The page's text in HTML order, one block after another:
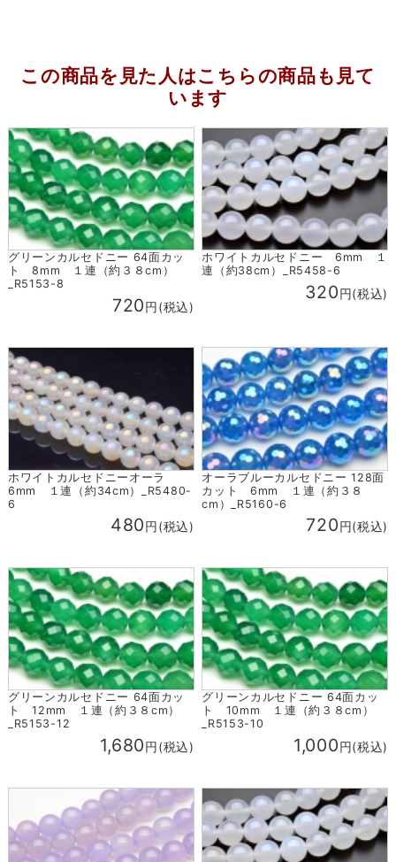
この商品を見た人はこちらの商品も見て
います
グリーンカルセドニー 64面カッ
ト 8mm １連（約３８cm）
_R5153-8
720円(税込)
ホワイトカルセドニー 6mm １
連（約38cm）_R5458-6
320円(税込)
ホワイトカルセドニーオーラ
6mm １連（約34cm）_R5480-
6
480円(税込)
オーラブルーカルセドニー 128面
カット 6mm １連（約３８
cm）_R5160-6
720円(税込)
グリーンカルセドニー 64面カッ
ト 12mm １連（約３８cm）
_R5153-12
1,680円(税込)
グリーンカルセドニー 64面カッ
ト 10mm １連（約３８cm）
_R5153-10
1,000円(税込)